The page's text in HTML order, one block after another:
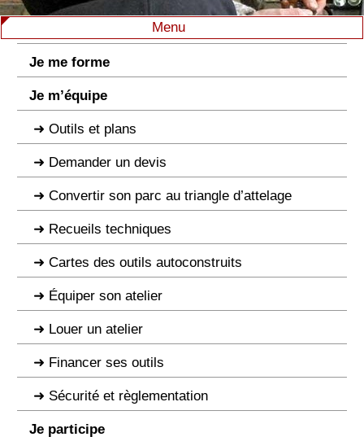
Menu
Je me forme
Je m’équipe
Outils et plans
Demander un devis
Convertir son parc au triangle d’attelage
Recueils techniques
Cartes des outils autoconstruits
Équiper son atelier
Louer un atelier
Financer ses outils
Sécurité et règlementation
Je participe